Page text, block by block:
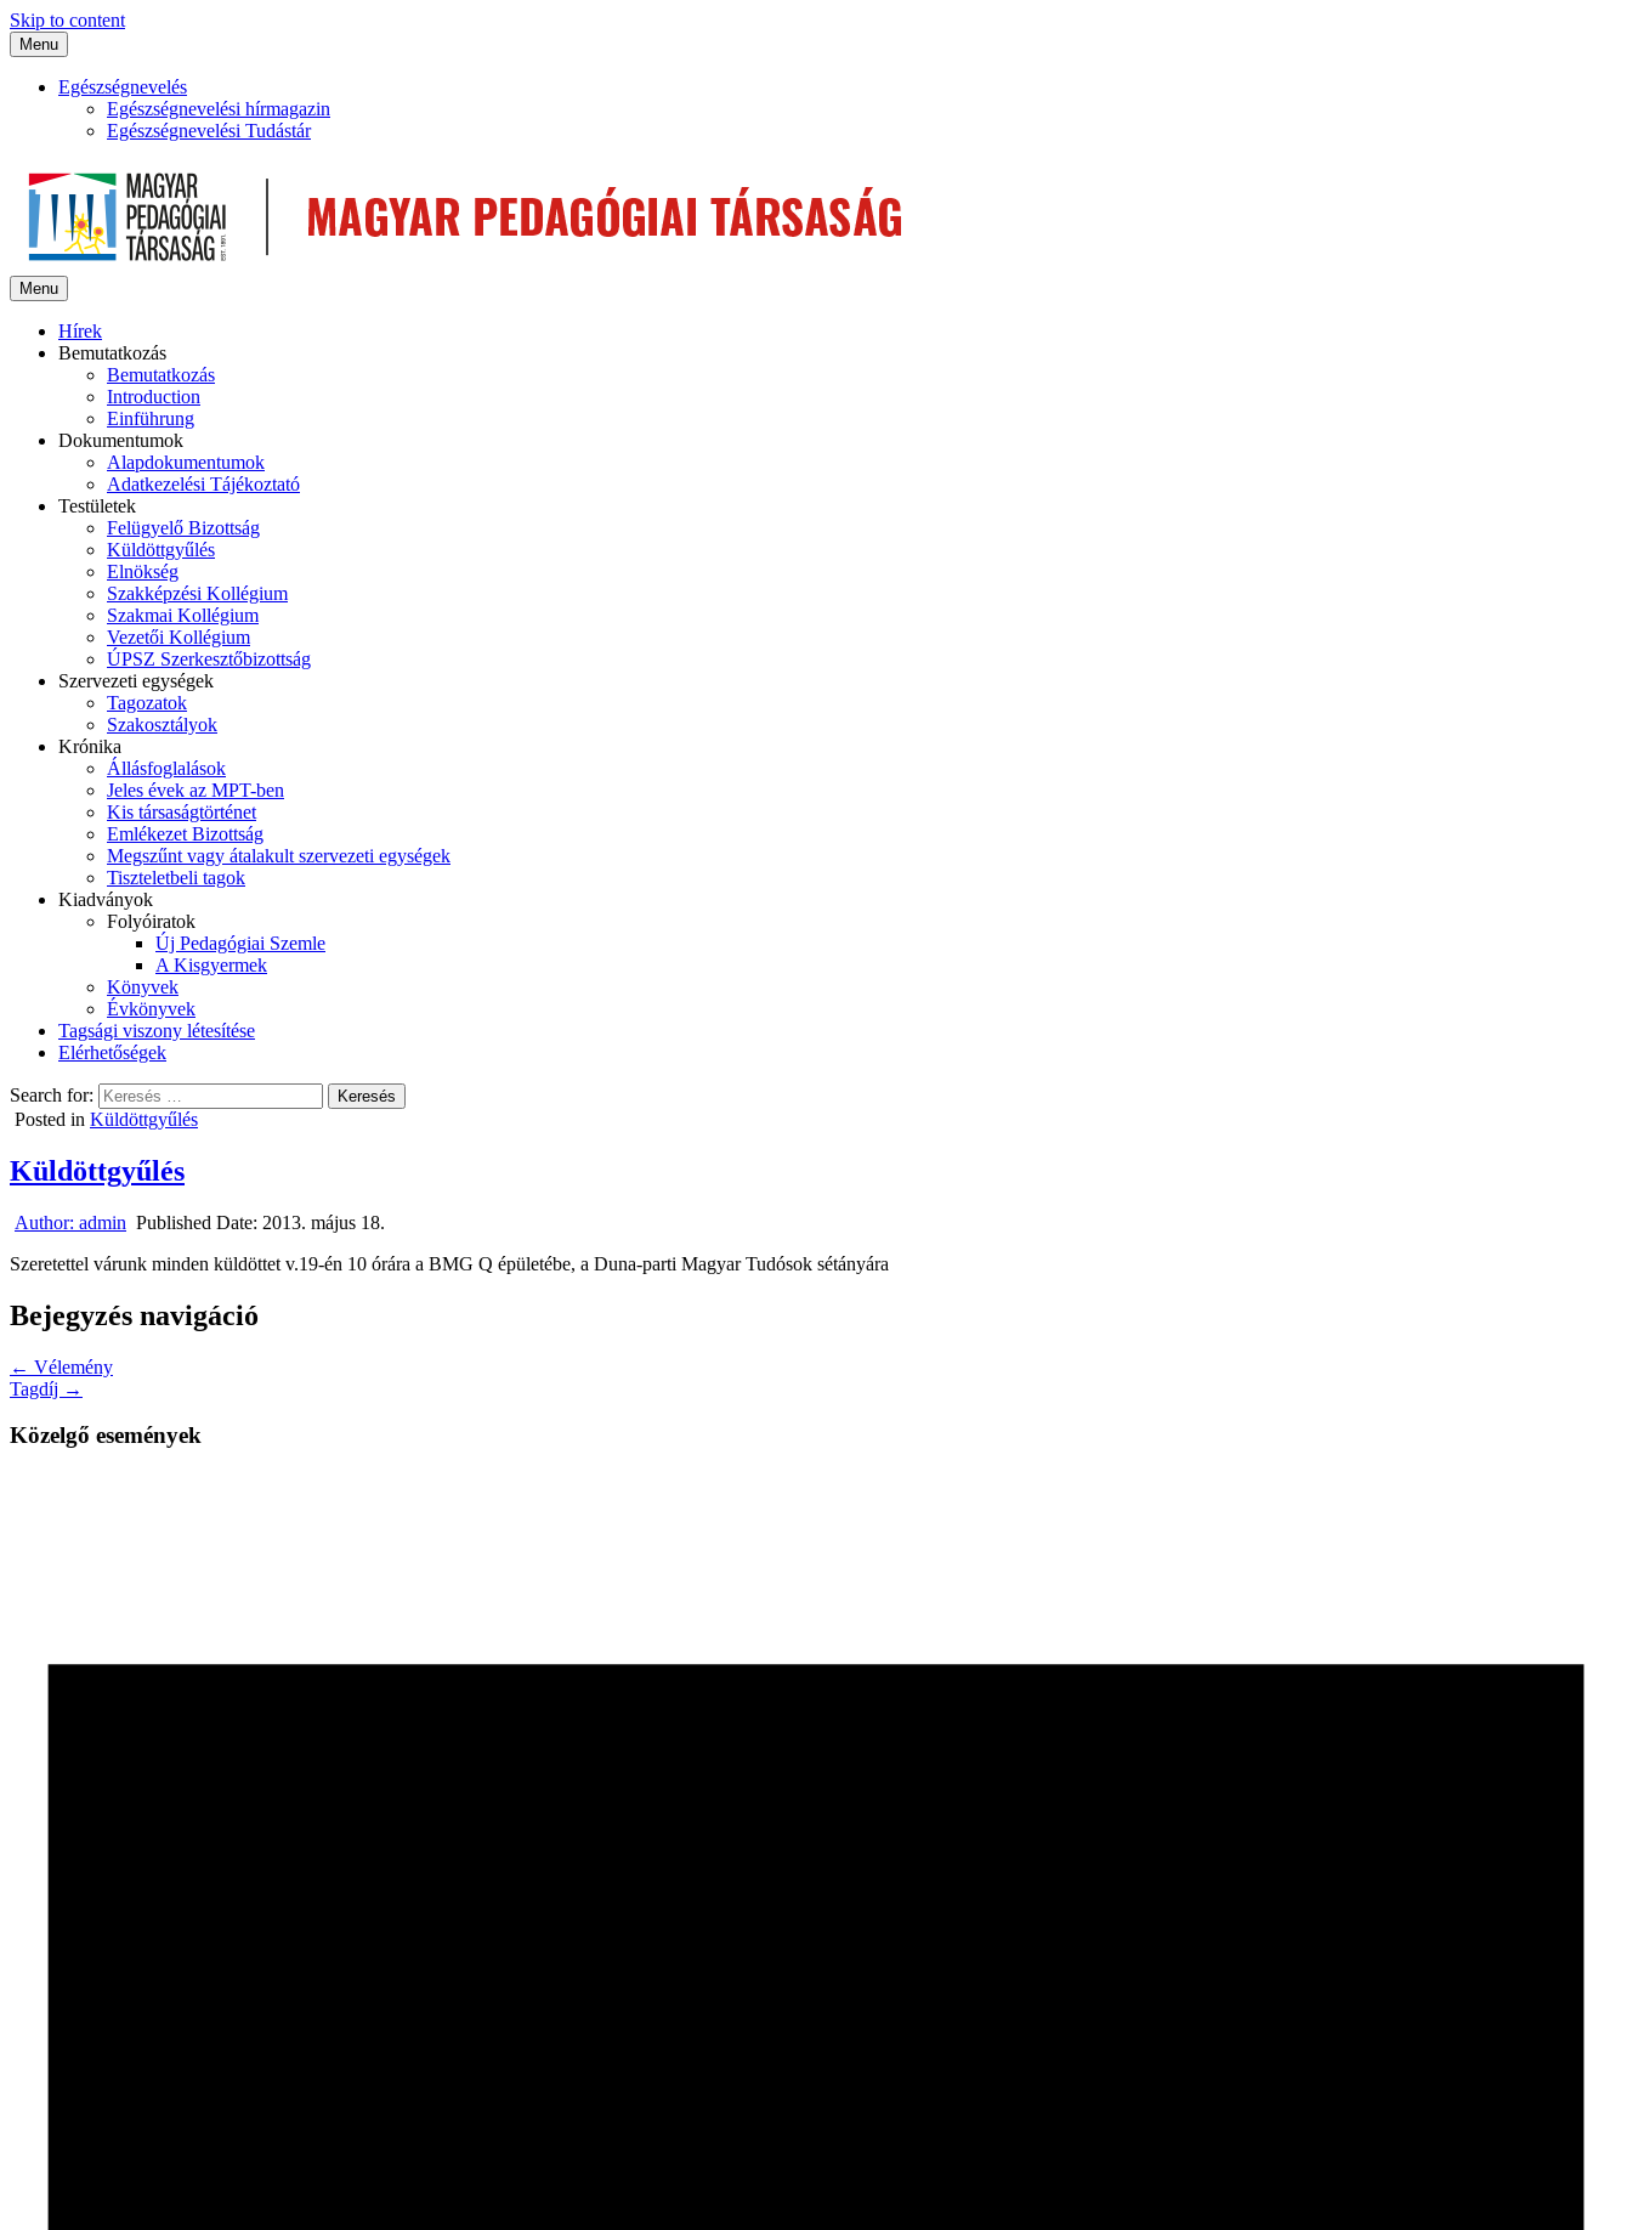
Skip to content
Menu
Egészségnevelés
Egészségnevelési hírmagazin
Egészségnevelési Tudástár
Menu
Hírek
Bemutatkozás
Bemutatkozás
Introduction
Einführung
Dokumentumok
Alapdokumentumok
Adatkezelési Tájékoztató
Testületek
Felügyelő Bizottság
Küldöttgyűlés
Elnökség
Szakképzési Kollégium
Szakmai Kollégium
Vezetői Kollégium
ÚPSZ Szerkesztőbizottság
Szervezeti egységek
Tagozatok
Szakosztályok
Krónika
Állásfoglalások
Jeles évek az MPT-ben
Kis társaságtörténet
Emlékezet Bizottság
Megszűnt vagy átalakult szervezeti egységek
Tiszteletbeli tagok
Kiadványok
Folyóiratok
Új Pedagógiai Szemle
A Kisgyermek
Könyvek
Évkönyvek
Tagsági viszony létesítése
Elérhetőségek
Search for:
Posted in Küldöttgyűlés
Küldöttgyűlés
Author: admin Published Date: 2013. május 18.
Szeretettel várunk minden küldöttet v.19-én 10 órára a BMG Q épületébe, a Duna-parti Magyar Tudósok sétányára
Bejegyzés navigáció
← Vélemény
Tagdíj →
Közelgő események